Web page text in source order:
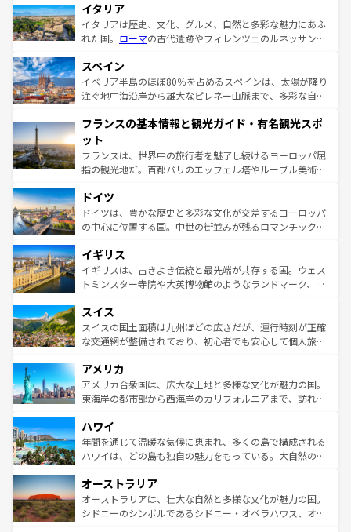
イタリア
イタリアは歴史、文化、グルメ、自然と多彩な魅力にあふ
れた国。 ローマの古代遺跡やフィレンツェのルネッサンス
ろん、トスカーナの美しい田園風景やアマルフィ海岸の絶
景など、自然景観も見逃せない。観光の合間には、本場の
ピザやパスタなど、絶品のイタリア料理を堪能することも
ませてくれるイタリアで、忘れられない旅をしてみよう！
なお、新着のイタリア情報は
しい。
スペイン
イベリア半島のほぼ80％を占めるスペインは、太陽が降り
注ぐ地中海沿岸から雄大なピレネー山脈まで、多彩な自然
文化が根付くこの国では、情熱的なフラメンコ、熱気あふ
れる闘牛、そして美味しいタパスが生活の一部となってい
る。首都マドリードの洗練された雰囲気や、バルセロナの
アートに溢れた街角から、地方では古代ローマ遺跡や中世
せる。地方によって風土や気候が異なるスペインはその個
性で訪れる人を魅了する。 なお、新着のスペイン情報は コ
ンテンツ一覧を参照してほしい。
フランスの基本情報と観光ガイド・有名観光スポ
ット
フランスは、世界中の旅行者を魅了し続けるヨーロッパ屈
指の観光地だ。首都パリのエッフェル塔やルーブル美術館
で、幅広い魅力が詰まっている。華麗な宮殿、歴史的な大
聖堂、美しいビーチ、そして豊かな自然が、訪れる者を心
から魅了する。また、フランスは美食の国としても知ら
いる。シャンパンの発祥地であるランス、プロヴァンスの
香り高いラベンダー畑など、多彩な楽しみ方が可能だ。さ
らに、パリ以外の地域にも魅力が溢れており、どの街角に
れる地方に足を運ぶとそれぞれで全く異なる文化を体験で
きるだろう。 なお、新着のフランス情報はコンテンツ一覧
を参照してほしい。
ドイツ
ドイツは、豊かな歴史と多彩な文化が交差するヨーロッパ
の中心に位置する国。中世の街並みが残るロマンチック街
顔を持つこの国は、どこを歩いても飽きることがない。ベ
ルリンの文化的活気、バイエルン州のアルプスの絶景、そ
してライン川沿いのワイン畑といった風景は必見。ビール
は、お酒好きな人にはぜひ体験してほしい。 なお、新着の
ドイツ情報はコンテンツ一覧を参照してほしい。
イギリス
イギリスは、古きよき伝統と最先端が共存する国。ウェス
トミンスター寺院や大英博物館のようなランドマーク、歴
リアごとに異なる魅力がある。また、優雅なアフタヌーン
ティー、ビール好きにはたまらない英国パブ、サッカー観
戦など、本場だからこそできる体験も豊富。イギリスを旅
ンツ一覧を参照してほしい。
スイス
スイスの国土面積は九州ほどの広さだが、運行時刻が正確
な交通網が整備されており、初心者でも安心して個人旅行
の建物がそのまま残る町や、スイスならではのユニークな
博物館もあり、アルプス観光だけでなく町歩きも満喫する
ことができる。国民の所得が高いため物価も高いが、旅行
ば市内交通費無料で観光を楽しむこともできる。 なお、新
着のスイス情報はコンテンツ一覧 を参照してほしい。
アメリカ
アメリカ合衆国は、広大な土地と多様な文化が魅力の国。
東海岸の都市部から西海岸のカリフォルニアまで、訪れる
のような巨大都市は、観光、ショッピング、エンターテイ
ンメントが詰まった刺激的なスポットだ。一方、アメリカ
西部には大自然が広がり、グランドキャニオンやイエロー
部のニューオーリンズでは、音楽と美食が融合した独特の
文化が魅力。旅行者はアメリカの各地域で異なる魅力を楽
しみながら、その多様性と豊かな歴史を感じることができ
ハワイ
年間を通じて温暖な気候に恵まれ、多くの島で構成される
ハワイは、どの島も独自の魅力をもっている。大自然の神
ワイ島は見逃せない。また、定番の観光地といえばオアフ
島だが、静かな自然を求めるならマウイ島やカウアイ島が
おすすめ。エメラルドグリーンに輝く海をはじめ、豊かな
オーストラリア
オーストラリアは、壮大な自然と多様な文化が魅力の国。
シドニーのシンボルであるシドニー・オペラハウス、オー